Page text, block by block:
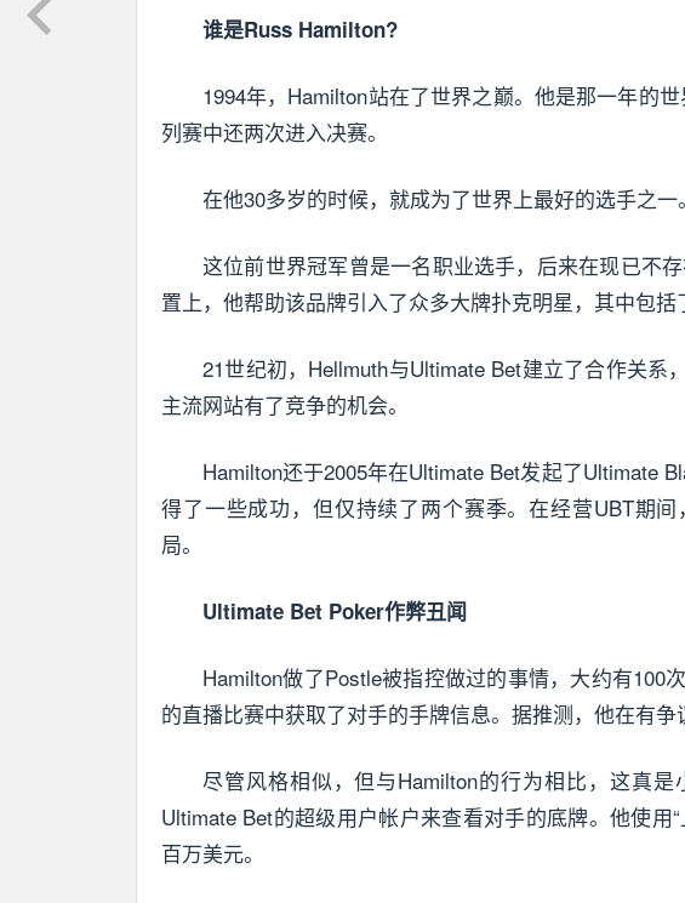
谁是Russ Hamilton?
1994年，Hamilton站在了世界之巅。他是那一年的
列赛中还两次进入决赛。
在他30多岁的时候，就成为了世界上最好的选手之一。
这位前世界冠军曾是一名职业选手，后来在现已不
置上，他帮助该品牌引入了众多大牌扑克明星，其中包括
21世纪初，Hellmuth与Ultimate Bet建立了合作关
主流网站有了竞争的机会。
Hamilton还于2005年在Ultimate Bet发起了Ultimate
得了一些成功，但仅持续了两个赛季。在经营UBT期
局。
Ultimate Bet Poker作弊丑闻
Hamilton做了Postle被指控做过的事情，大约有100
的直播比赛中获取了对手的手牌信息。据推测，他在有争
尽管风格相似，但与Hamilton的行为相比，这真
Ultimate Bet的超级用户帐户来查看对手的底牌。他使用
百万美元。